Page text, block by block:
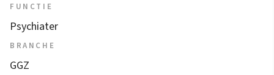
FUNCTIE
Psychiater
BRANCHE
GGZ